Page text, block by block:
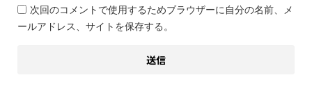
次回のコメントで使用するためブラウザーに自分の名前、メ
ールアドレス、サイトを保存する。